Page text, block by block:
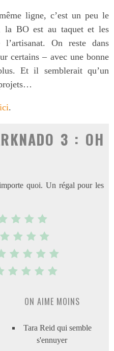
ligne, c’est un peu le
la BO est au taquet et les
On reste dans
certains – avec une bonne
Et il semblerait qu’un
ici.
3 : OH
quoi. Un régal pour les
ON AIME MOINS
Tara Reid qui semble
s'ennuyer